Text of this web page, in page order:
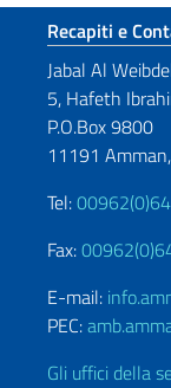
Recapiti e
Jabal Al
5, Hafeth
P.O.Box 9800
11191
Tel:
Fax:
E-mail:
PEC:
Gli uffici della